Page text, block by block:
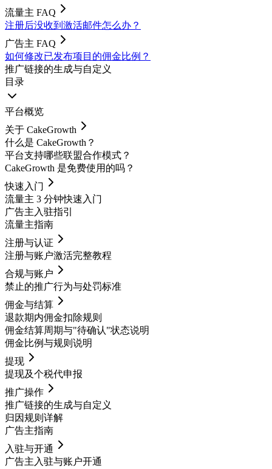
流量主 FAQ
注册后没收到激活邮件怎么办？
广告主 FAQ
如何修改已发布项目的佣金比例？
推广链接的生成与自定义
目录
平台概览
关于 CakeGrowth
什么是 CakeGrowth？
平台支持哪些联盟合作模式？
CakeGrowth 是免费使用的吗？
快速入门
流量主 3 分钟快速入门
广告主入驻指引
流量主指南
注册与认证
注册与账户激活完整教程
合规与账户
禁止的推广行为与处罚标准
佣金与结算
退款期内佣金扣除规则
佣金结算周期与"待确认"状态说明
佣金比例与规则说明
提现
提现及个税代申报
推广操作
推广链接的生成与自定义
归因规则详解
广告主指南
入驻与开通
广告主入驻与账户开通